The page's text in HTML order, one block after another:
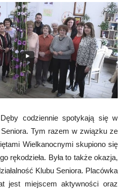
codziennie spotykają się w
Tym razem w związku ze
Wielkanocnymi skupiono się
rękodzieła. Była to także okazja,
Klubu Seniora. Placówka
jest miejscem aktywności oraz